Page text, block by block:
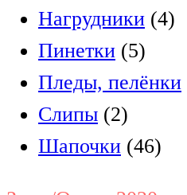
Нагрудники (4)
Пинетки (5)
Пледы, пелёнки
Слипы (2)
Шапочки (46)